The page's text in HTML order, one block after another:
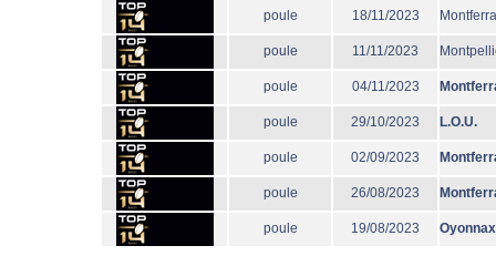
poule 18/11/2023
poule 11/11/2023
poule 04/11/2023
poule 29/10/2023 L.O.U.
poule 02/09/2023
poule 26/08/2023
poule 19/08/2023 Oyonnax